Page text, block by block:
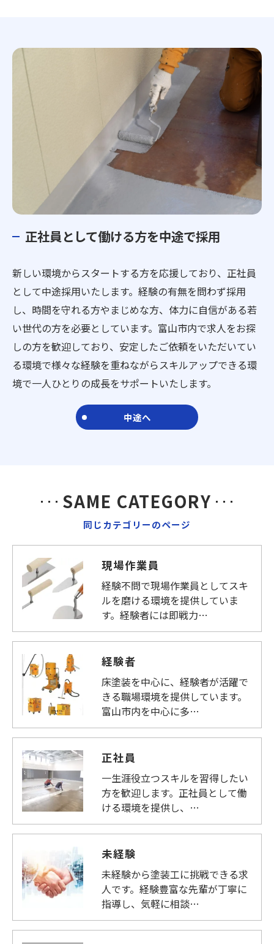
正社員として働ける方を中途で採用
新しい環境からスタートする方を応援しており、正社員
として中途採用いたします。経験の有無を問わず採用
し、時間を守れる方やまじめな方、体力に自信がある若
い世代の方を必要としています。富山市内で求人をお探
しの方を歓迎しており、安定したご依頼をいただいてい
る環境で様々な経験を重ねながらスキルアップできる環
境で一人ひとりの成長をサポートいたします。
中途へ
同じカテゴリーのページ
SAME CATEGORY
現場作業員
経験不問で現場作業員としてスキ
ルを磨ける環境を提供していま
す。経験者には即戦力…
経験者
床塗装を中心に、経験者が活躍で
きる職場環境を提供しています。
富山市内を中心に多…
正社員
一生涯役立つスキルを習得したい
方を歓迎します。正社員として働
ける環境を提供し、…
未経験
未経験から塗装工に挑戦できる求
人です。経験豊富な先輩が丁寧に
指導し、気軽に相談…